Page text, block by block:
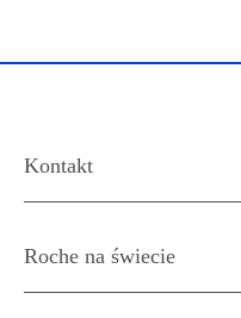
Kontakt
Roche na świecie